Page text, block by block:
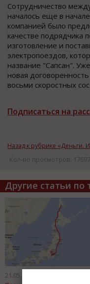
Сотрудничество
началось еще в
компанией было
качестве подрядчика
изготовление и
электропоездов,
название "Сапсан".
новая
восьми скоростных
Подписаться на
Назад к рубрике «Деньги.
Кол-во просмотров: 17697
Другие статьи по
21.05.2015